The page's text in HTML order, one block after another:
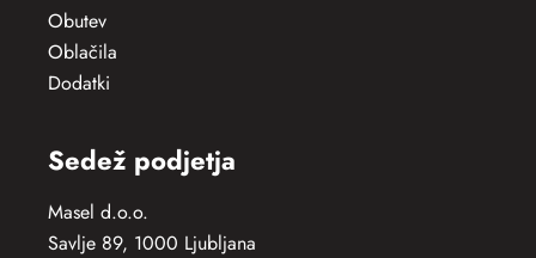
Obutev
Oblačila
Dodatki
Sedež podjetja
Masel d.o.o.
Savlje 89, 1000 Ljubljana